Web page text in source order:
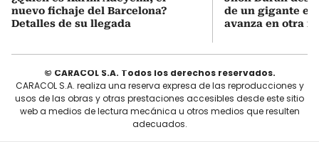
nuevo fichaje del Barcelona?
Detalles de su llegada
de un gigante
avanza en otra
© CARACOL S.A. Todos los derechos reservados.
CARACOL S.A. realiza una reserva expresa de las reproducciones y
usos de las obras y otras prestaciones accesibles desde este sitio
web a medios de lectura mecánica u otros medios que resulten
adecuados.